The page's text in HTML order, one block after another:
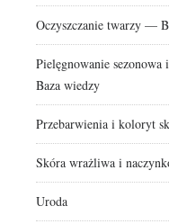
Oczyszczanie twarzy —
Pielęgnowanie
Baza wiedzy
Przebarwienia i koloryt
Skóra wrażliwa i
Uroda